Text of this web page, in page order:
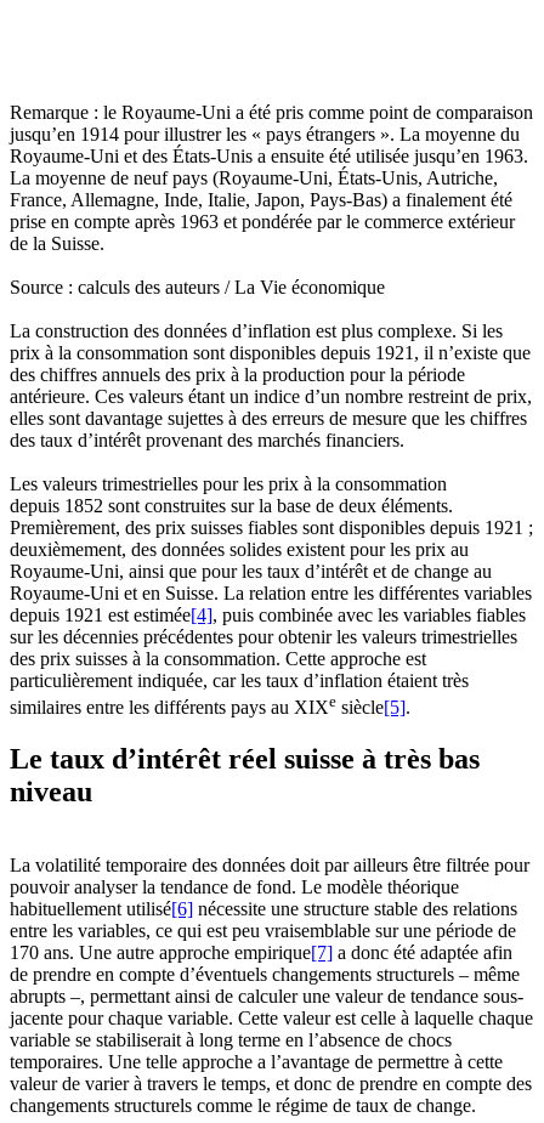
Remarque : le Royaume-Uni a été pris comme point de comparaison
jusqu’en 1914 pour illustrer les « pays étrangers ». La moyenne du
Royaume-Uni et des États-Unis a ensuite été utilisée jusqu’en 1963.
La moyenne de neuf pays (Royaume-Uni, États-Unis, Autriche,
France, Allemagne, Inde, Italie, Japon, Pays-Bas) a finalement été
prise en compte après 1963 et pondérée par le commerce extérieur
de la Suisse.
Source : calculs des auteurs / La Vie économique
La construction des données d’inflation est plus complexe. Si les
prix à la consommation sont disponibles depuis 1921, il n’existe que
des chiffres annuels des prix à la production pour la période
antérieure. Ces valeurs étant un indice d’un nombre restreint de prix,
elles sont davantage sujettes à des erreurs de mesure que les chiffres
des taux d’intérêt provenant des marchés financiers.
Les valeurs trimestrielles pour les prix à la consommation
depuis 1852 sont construites sur la base de deux éléments.
Premièrement, des prix suisses fiables sont disponibles depuis 1921 ;
deuxièmement, des données solides existent pour les prix au
Royaume-Uni, ainsi que pour les taux d’intérêt et de change au
Royaume-Uni et en Suisse. La relation entre les différentes variables
depuis 1921 est estimée[4], puis combinée avec les variables fiables
sur les décennies précédentes pour obtenir les valeurs trimestrielles
des prix suisses à la consommation. Cette approche est
particulièrement indiquée, car les taux d’inflation étaient très
similaires entre les différents pays au XIXe siècle[5].
Le taux d’intérêt réel suisse à très bas
niveau
La volatilité temporaire des données doit par ailleurs être filtrée pour
pouvoir analyser la tendance de fond. Le modèle théorique
habituellement utilisé[6] nécessite une structure stable des relations
entre les variables, ce qui est peu vraisemblable sur une période de
170 ans. Une autre approche empirique[7] a donc été adaptée afin
de prendre en compte d’éventuels changements structurels – même
abrupts –, permettant ainsi de calculer une valeur de tendance sous-
jacente pour chaque variable. Cette valeur est celle à laquelle chaque
variable se stabiliserait à long terme en l’absence de chocs
temporaires. Une telle approche a l’avantage de permettre à cette
valeur de varier à travers le temps, et donc de prendre en compte des
changements structurels comme le régime de taux de change.